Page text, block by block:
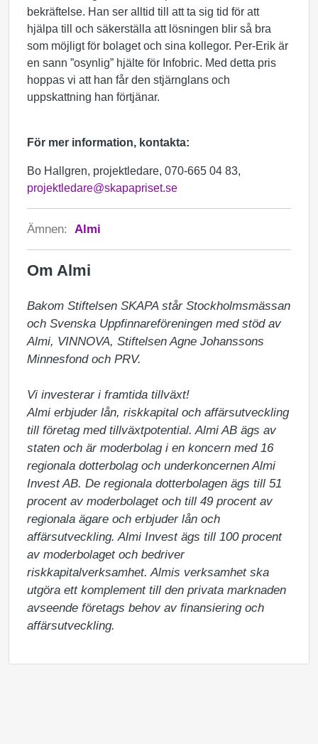
bekräftelse. Han ser alltid till att ta sig tid för att
hjälpa till och säkerställa att lösningen blir så bra
som möjligt för bolaget och sina kollegor. Per-Erik är
en sann ”osynlig” hjälte för Infobric. Med detta pris
hoppas vi att han får den stjärnglans och
uppskattning han förtjänar.
För mer information, kontakta:
Bo Hallgren, projektledare, 070-665 04 83,
projektledare@skapapriset.se
Ämnen: Almi
Om Almi
Bakom Stiftelsen SKAPA står Stockholmsmässan
och Svenska Uppfinnareföreningen med stöd av
Almi, VINNOVA, Stiftelsen Agne Johanssons
Minnesfond och PRV.
Vi investerar i framtida tillväxt!
Almi erbjuder lån, riskkapital och affärsutveckling
till företag med tillväxtpotential. Almi AB ägs av
staten och är moderbolag i en koncern med 16
regionala dotterbolag och underkoncernen Almi
Invest AB. De regionala dotterbolagen ägs till 51
procent av moderbolaget och till 49 procent av
regionala ägare och erbjuder lån och
affärsutveckling. Almi Invest ägs till 100 procent
av moderbolaget och bedriver
riskkapitalverksamhet. Almis verksamhet ska
utgöra ett komplement till den privata marknaden
avseende företags behov av finansiering och
affärsutveckling.